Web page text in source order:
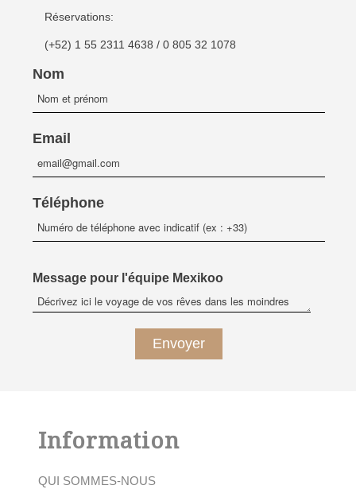
Réservations:
(+52) 1 55 2311 4638 / 0 805 32 1078
Nom
Email
Téléphone
Message pour l'équipe Mexikoo
Information
QUI SOMMES-NOUS